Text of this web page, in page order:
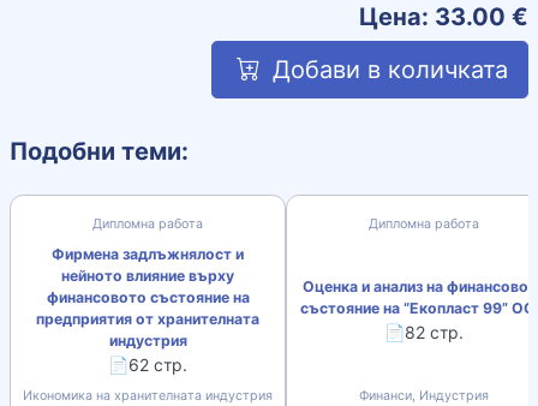
Цена: 33.00 €
Добави в количката
Подобни теми:
Дипломна работа
Фирмена задлъжнялост и
нейното влияние върху
финансовото състояние на
предприятия от хранителната
индустрия
📄62 стр.
Икономика на хранителната индустрия
Дипломна работа
Оценка и анализ на
състояние на “Екопласт 99”
📄82 стр.
Финанси, Индустрия